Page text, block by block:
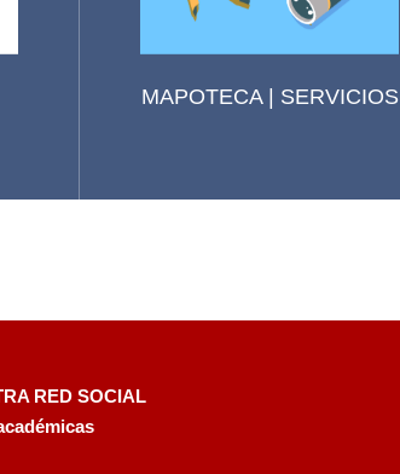
MAPOTECA | SERVICIOS
RED SOCIAL